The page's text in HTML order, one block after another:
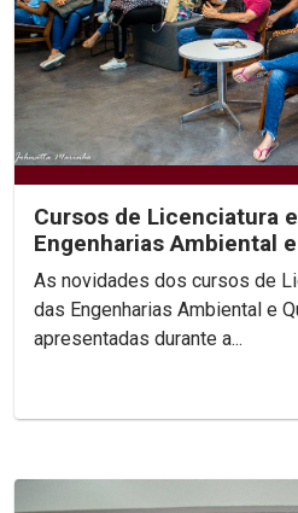
Cursos de Licenciatura
Engenharias Ambiental
apresentam novidades
As novidades dos cursos de
das Engenharias Ambiental e
apresentadas durante a...